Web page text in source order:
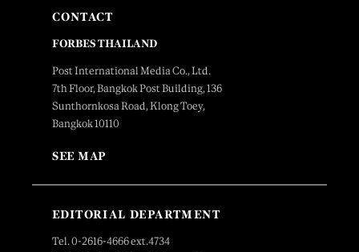
CONTACT
FORBES THAILAND
Post International Media Co., Ltd.
7th Floor, Bangkok Post Building, 136
Sunthornkosa Road, Klong Toey,
Bangkok 10110
SEE MAP
EDITORIAL DEPARTMENT
Tel. 0-2616-4666 ext.4734